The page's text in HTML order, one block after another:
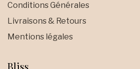
Conditions Générales
Livraisons & Retours
Mentions légales
Bliss